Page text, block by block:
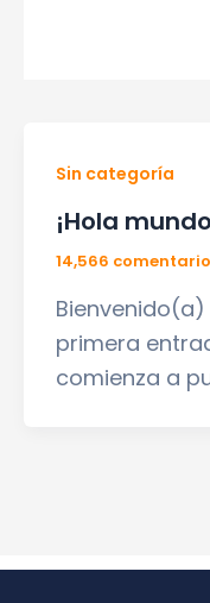
Sin categoría
¡Hola
14,566
Bienvenido(a)
primera
comienza a